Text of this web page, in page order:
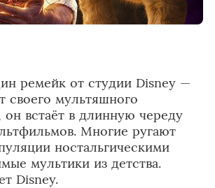
ремейк от студии Disney —
своего мультяшного
встаёт в длинную череду
Многие ругают
ностальгическими
мультики из детства.
Disney.